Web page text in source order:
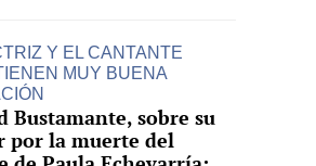
Y EL CANTANTE
MUY BUENA
Bustamante, sobre su
por la muerte del